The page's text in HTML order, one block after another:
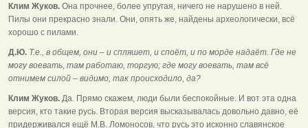
Клим Жуков. Она прочнее, более упругая, ничего не нарушено в ней.
Пилы они прекрасно знали. Они, опять же, найдены археологически, всё
хорошо с пилами.
Д.Ю. Т.е., в общем, они – и спляшет, и споёт, и по морде надаёт. Где не
могу воевать, там работаю, торгую; где могу воевать, там всё
отнимем силой – видимо, так происходило, да?
Клим Жуков. Да. Прямо скажем, люди были беспокойные. И вот эта одна
версия, кто такие русь. Вторая версия высказывалась довольно давно, её
придерживался ещё М.В. Ломоносов, что русь это исконно славянское